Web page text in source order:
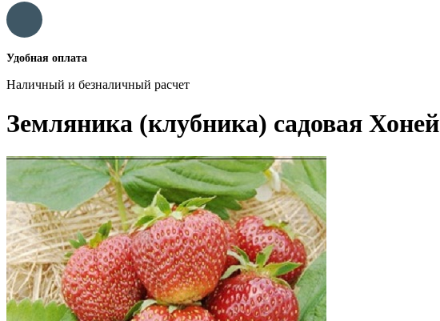
Удобная оплата
Наличный и безналичный расчет
Земляника (клубника) садовая Хоней